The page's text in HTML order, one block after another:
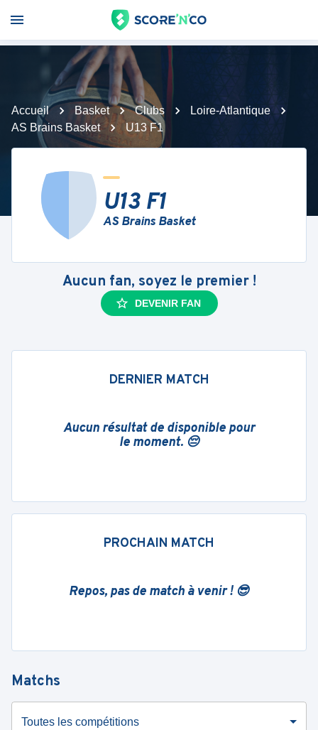
Accueil Basket Clubs
Loire-Atlantique
AS Brains Basket
U13 F1
U13 F1
AS Brains Basket
Aucun fan, soyez le premier !
DEVENIR FAN
DERNIER MATCH
Aucun résultat de disponible pour
le moment. 😔
PROCHAIN MATCH
Repos, pas de match à venir ! 😎
Matchs
Toutes les compétitions